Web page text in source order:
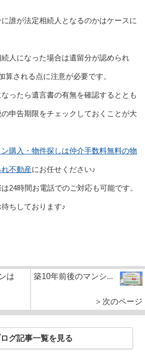
誰が法定相続人となるのかはケースに
人になった場合は遺留分が認められ
算される点に注意が必要です。
ったら遺言書の有無を確認するととも
申告期限をチェックしておくことが大
購入・物件探しは仲介手数料無料の物
不動産にお任せください♪
24時間お電話でのご対応も可能です。
ちしております♪
は
築10年前後のマンシ...
＞次のページ
グ記事一覧を見る